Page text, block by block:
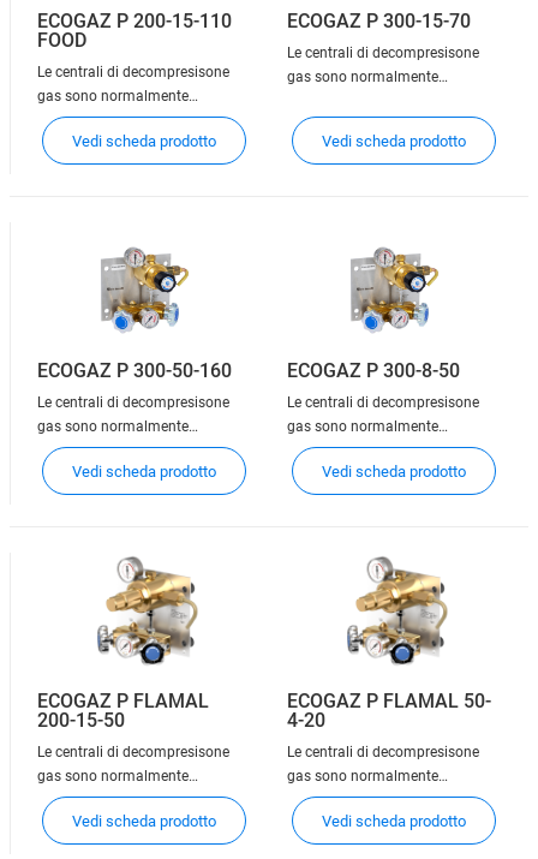
ECOGAZ P 200-15-110
FOOD
Le centrali di decompresisone
gas sono normalmente
installate a monte della linea
principale di distribuzione del
gas e sono progettate per
consentono la connessione di
Vedi scheda prodotto
ECOGAZ P 300-15-70
Le centrali di decompresisone
gas sono normalmente
principale di distribuzione del
gas e sono progettate per
consentono la connessione di
Vedi scheda prodotto
ECOGAZ P 300-50-160
Le centrali di decompresisone
gas sono normalmente
installate a monte della linea
principale di distribuzione del
gas e sono progettate per
punti di utilizzo. Esse
consentono la connessione di
Vedi scheda prodotto
ECOGAZ P 300-8-50
Le centrali di decompresisone
gas sono normalmente
installate a monte della linea
principale di distribuzione del
gas e sono progettate per
punti di utilizzo. Esse
consentono la connessione di
Vedi scheda prodotto
ECOGAZ P FLAMAL
200-15-50
Le centrali di decompresisone
gas sono normalmente
installate a monte della linea
principale di distribuzione del
gas e sono progettate per
Vedi scheda prodotto
ECOGAZ P FLAMAL 50-
4-20
Le centrali di decompresisone
gas sono normalmente
installate a monte della linea
principale di distribuzione del
gas e sono progettate per
Vedi scheda prodotto